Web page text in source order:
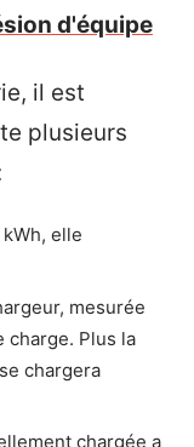
d'équipe
il est
plusieurs
elle
mesurée
charge. Plus la
chargera
chargée a